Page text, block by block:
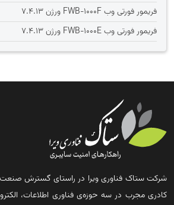
فریمور فورتی وب FWB-1000F ورژن 7.4.13
فریمور فورتی وب FWB-1000E ورژن 7.4.13
کادری مجرب در سه حوزه‌ی فناوری اطلاعات،